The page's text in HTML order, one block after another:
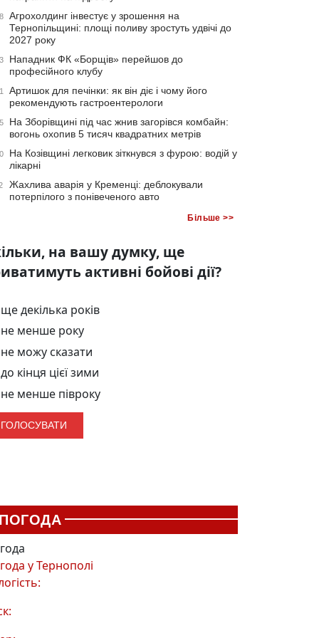
Агрохолдинг інвестує у зрошення на
Тернопільщині: площі поливу зростуть удвічі до
2027 року
Нападник ФК «Борщів» перейшов до
професійного клубу
Артишок для печінки: як він діє і чому його
рекомендують гастроентерологи
На Зборівщині під час жнив загорівся комбайн:
вогонь охопив 5 тисяч квадратних метрів
На Козівщині легковик зіткнувся з фурою: водій у
лікарні
Жахлива аварія у Кременці: деблокували
потерпілого з понівеченого авто
Більше >>
на вашу думку, ще
активні бойові дії?
ще декілька років
не менше року
не можу сказати
до кінця цієї зими
не менше півроку
ПОГОДА
уТернополі